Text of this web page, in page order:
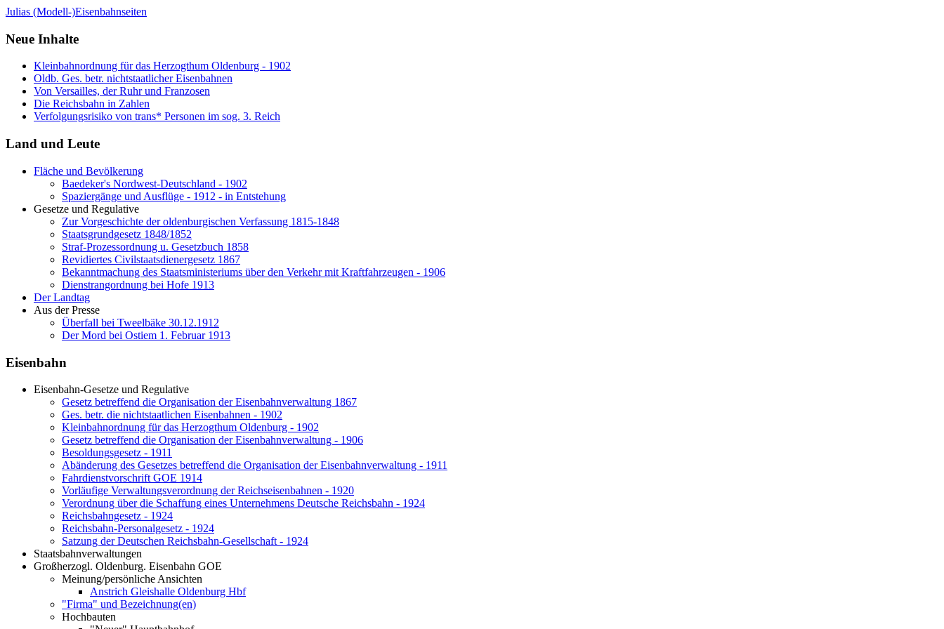
Julias (Modell-)Eisenbahnseiten
Neue Inhalte
Kleinbahnordnung für das Herzogthum Oldenburg - 1902
Oldb. Ges. betr. nichtstaatlicher Eisenbahnen
Von Versailles, der Ruhr und Franzosen
Die Reichsbahn in Zahlen
Verfolgungsrisiko von trans* Personen im sog. 3. Reich
Land und Leute
Fläche und Bevölkerung
Baedeker's Nordwest-Deutschland - 1902
Spaziergänge und Ausflüge - 1912 - in Entstehung
Gesetze und Regulative
Zur Vorgeschichte der oldenburgischen Verfassung 1815-1848
Staatsgrundgesetz 1848/1852
Straf-Prozessordnung u. Gesetzbuch 1858
Revidiertes Civilstaatsdienergesetz 1867
Bekanntmachung des Staatsministeriums über den Verkehr mit Kraftfahrzeugen - 1906
Dienstrangordnung bei Hofe 1913
Der Landtag
Aus der Presse
Überfall bei Tweelbäke 30.12.1912
Der Mord bei Ostiem 1. Februar 1913
Eisenbahn
Eisenbahn-Gesetze und Regulative
Gesetz betreffend die Organisation der Eisenbahnverwaltung 1867
Ges. betr. die nichtstaatlichen Eisenbahnen - 1902
Kleinbahnordnung für das Herzogthum Oldenburg - 1902
Gesetz betreffend die Organisation der Eisenbahnverwaltung - 1906
Besoldungsgesetz - 1911
Abänderung des Gesetzes betreffend die Organisation der Eisenbahnverwaltung - 1911
Fahrdienstvorschrift GOE 1914
Vorläufige Verwaltungsverordnung der Reichseisenbahnen - 1920
Verordnung über die Schaffung eines Unternehmens Deutsche Reichsbahn - 1924
Reichsbahngesetz - 1924
Reichsbahn-Personalgesetz - 1924
Satzung der Deutschen Reichsbahn-Gesellschaft - 1924
Staatsbahnverwaltungen
Großherzogl. Oldenburg. Eisenbahn GOE
Meinung/persönliche Ansichten
Anstrich Gleishalle Oldenburg Hbf
"Firma" und Bezeichnung(en)
Hochbauten